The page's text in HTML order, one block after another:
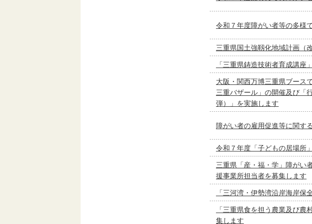
令和７年度障がい者等の多様
三重県国土強靱化地域計画（
「三重県鋳造技術者育成講座
大阪・関西万博三重県ブース
三重バザール」の開催及び「
弾）」を実施します
障がい者の雇用促進等に関す
令和７年度「子どもの居場所
三重県「産・福・学」障がい
援事業所担当者を募集します
「三河湾・伊勢湾沿岸海岸
「三重県食を担う農業及び
集します